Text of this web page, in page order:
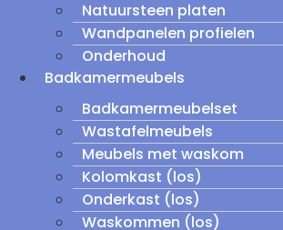
Natuursteen platen
Wandpanelen profielen
Onderhoud
Badkamermeubels
Badkamermeubelset
Wastafelmeubels
Meubels met waskom
Kolomkast (los)
Onderkast (los)
Waskommen (los)